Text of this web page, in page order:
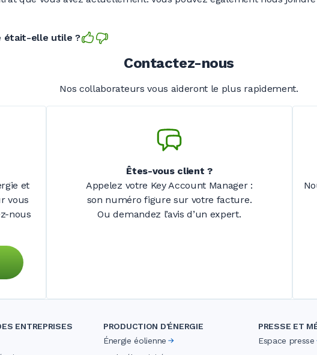
était-elle utile ?
Contactez-nous
Nos collaborateurs vous aideront le plus rapidement.
et
vous
nous
Êtes-vous client ?
Appelez votre Key Account Manager :
son numéro figure sur votre facture.
Ou demandez l’avis d’un expert.
ENTREPRISES
PRODUCTION D'ÉNERGIE
Énergie éolienne
PRESSE ET
Espace presse